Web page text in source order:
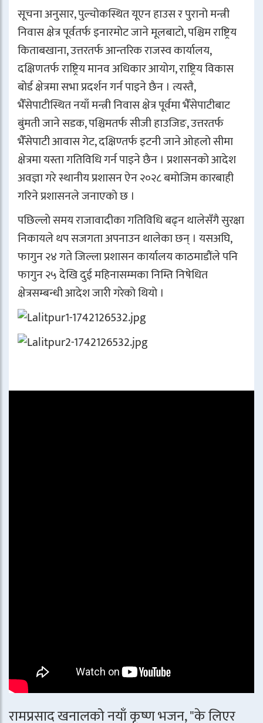
सूचना अनुसार, पुल्चोकस्थित यूएन हाउस र पुरानो मन्त्री
निवास क्षेत्र पूर्वतर्फ इनारमोट जाने मूलबाटो, पश्चिम राष्ट्रिय
किताबखाना, उत्तरतर्फ आन्तरिक राजस्व कार्यालय,
दक्षिणतर्फ राष्ट्रिय मानव अधिकार आयोग, राष्ट्रिय विकास
बोर्ड क्षेत्रमा सभा प्रदर्शन गर्न पाइने छैन । त्यस्तै,
भैँसेपाटीस्थित नयाँ मन्त्री निवास क्षेत्र पूर्वमा भैँसेपाटीबाट
बुंमती जाने सडक, पश्चिमतर्फ सीजी हाउजिङ, उत्तरतर्फ
भैँसेपाटी आवास गेट, दक्षिण्तर्फ इटनी जाने ओहलो सीमा
क्षेत्रमा यस्ता गतिविधि गर्न पाइने छैन । प्रशासनको आदेश
अवज्ञा गरे स्थानीय प्रशासन ऐन २०२८ बमोजिम कारबाही
गरिने प्रशासनले जनाएको छ ।
पछिल्लो समय राजावादीका गतिविधि बढ्न थालेसँगै सुरक्षा
निकायले थप सजगता अपनाउन थालेका छन् । यसअघि,
फागुन २४ गते जिल्ला प्रशासन कार्यालय काठमाडौंले पनि
फागुन २५ देखि दुई महिनासम्मका निम्ति निषेधित
क्षेत्रसम्बन्धी आदेश जारी गरेको थियो ।
रामप्रसाद खनालको नयाँ कृष्ण भजन, "के लिएर